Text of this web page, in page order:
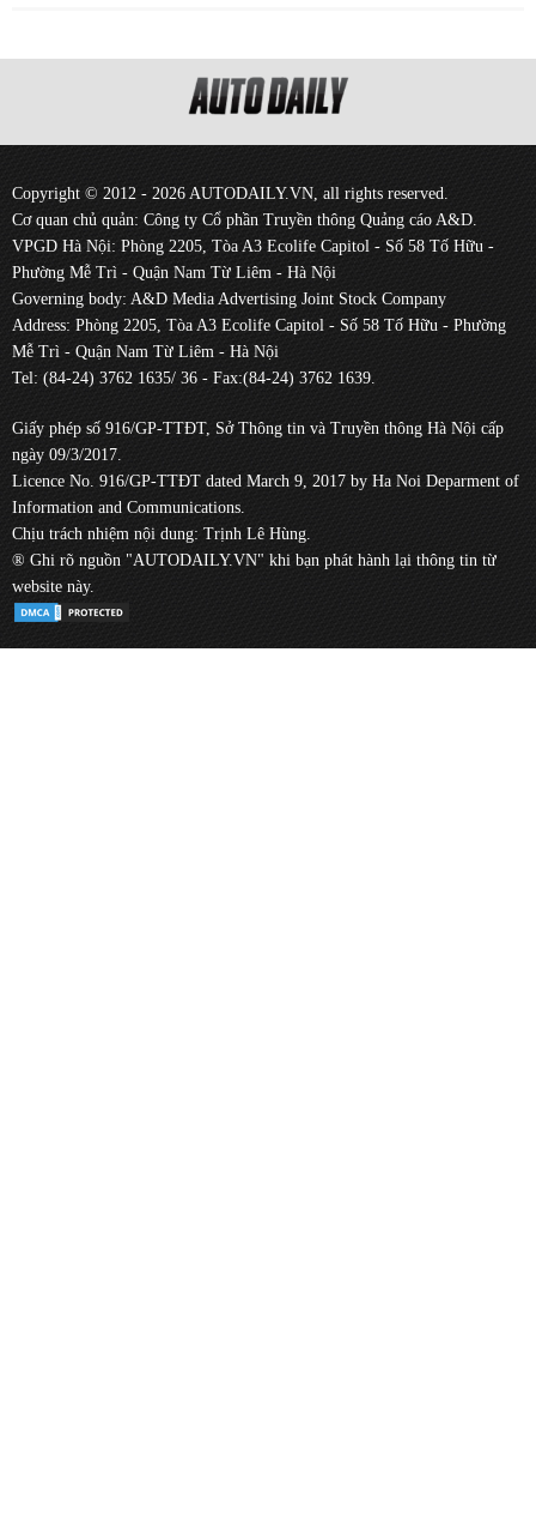
Copyright © 2012 - 2026 AUTODAILY.VN, all rights reserved.
Cơ quan chủ quản: Công ty Cổ phần Truyền thông Quảng cáo A&D.
VPGD Hà Nội: Phòng 2205, Tòa A3 Ecolife Capitol - Số 58 Tố Hữu -
Phường Mễ Trì - Quận Nam Từ Liêm - Hà Nội
Governing body: A&D Media Advertising Joint Stock Company
Address: Phòng 2205, Tòa A3 Ecolife Capitol - Số 58 Tố Hữu - Phường
Mễ Trì - Quận Nam Từ Liêm - Hà Nội
Tel: (84-24) 3762 1635/ 36 - Fax:(84-24) 3762 1639.
Giấy phép số 916/GP-TTĐT, Sở Thông tin và Truyền thông Hà Nội cấp
ngày 09/3/2017.
Licence No. 916/GP-TTĐT dated March 9, 2017 by Ha Noi Deparment of
Information and Communications.
Chịu trách nhiệm nội dung: Trịnh Lê Hùng.
® Ghi rõ nguồn "AUTODAILY.VN" khi bạn phát hành lại thông tin từ
website này.